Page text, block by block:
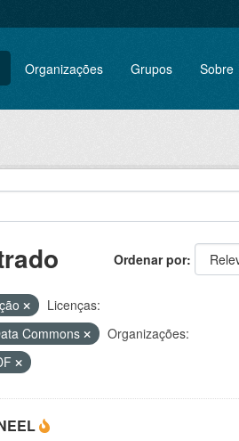
Organizações Grupos Sobre
Ordenar por
Licenças:
Commons
Organizações: